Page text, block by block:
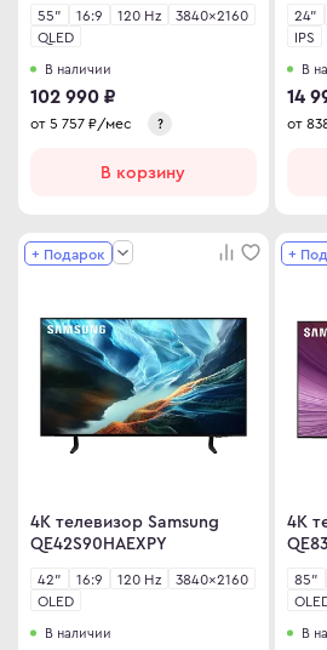
55" 16:9 120 Hz
3840×2160
QLED
В наличии
102 990 ₽
от 5 757 ₽/мес ?
В корзину
24"
IPS
В
14
от
+ Подарок
4K телевизор Samsung
QE42S90HAEXPY
42" 16:9 120 Hz
3840×2160
OLED
В наличии
+
4K
85"
В